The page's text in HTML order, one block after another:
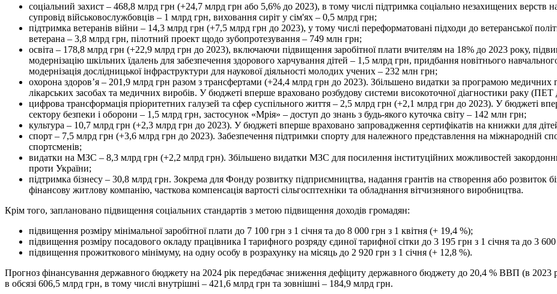
соціальний захист – 468,8 млрд грн (+24,7 млрд грн або 5,6% до 2023), в тому числі підтримка соціально незахищених верств
супровід військовослужбовців – 1 млрд грн, виховання сиріт у сім'ях – 0,5 млрд грн;
підтримка ветеранів війни – 14,3 млрд грн (+7,5 млрд грн до 2023), у тому числі переформатовані підходи до ветеранської
ветерана – 3,8 млрд грн, пілотний проект щодо зубопротезування – 749 млн грн;
освіта – 178,8 млрд грн (+22,9 млрд грн до 2023), включаючи підвищення заробітної плати вчителям на 18% до 2023 року,
модернізацію шкільних їдалень для забезпечення здорового харчування дітей – 1,5 млрд грн, придбання новітнього
модернізація дослідницької інфраструктури для наукової діяльності молодих учених – 232 млн грн;
охорона здоров’я – 201,9 млрд грн разом з трансфертами (+24,4 млрд грн до 2023). Збільшено видатки за програмою медичних
лікарських засобах та медичних виробів. У бюджеті вперше враховано розбудову системи високоточної діагностики раку
цифрова трансформація пріоритетних галузей та сфер суспільного життя – 2,5 млрд грн (+2,1 млрд грн до 2023). У бюджеті
сектору безпеки і оборони – 1,5 млрд грн, застосунок «Мрія» – доступ до знань з будь-якого куточка світу – 142 млн грн;
культура – 10,7 млрд грн (+2,3 млрд грн до 2023). У бюджеті вперше враховано запровадження сертифікатів на книжки для
спорт – 7,5 млрд грн (+3,6 млрд грн до 2023). Забезпечення підтримки спорту для належного представлення на міжнародній
спортсменів;
видатки на МЗС – 8,3 млрд грн (+2,2 млрд грн). Збільшено видатки МЗС для посилення інституційних можливостей
проти України;
підтримка бізнесу – 30,8 млрд грн. Зокрема для Фонду розвитку підприємництва, надання грантів на створення або розвиток
фінансову житлову компанію, часткова компенсація вартості сільгосптехніки та обладнання вітчизняного виробництва.
Крім того, заплановано підвищення соціальних стандартів з метою підвищення доходів громадян:
підвищення розміру мінімальної заробітної плати до 7 100 грн з 1 січня та до 8 000 грн з 1 квітня (+ 19,4 %);
підвищення розміру посадового окладу працівника І тарифного розряду єдиної тарифної сітки до 3 195 грн з 1 січня та до 3
підвищення прожиткового мінімуму, на одну особу в розрахунку на місяць до 2 920 грн з 1 січня (+ 12,8 %).
Прогноз фінансування державного бюджету на 2024 рік передбачає зниження дефіциту державного бюджету до 20,4 % ВВП (в
в обсязі 606,5 млрд грн, в тому числі внутрішні – 421,6 млрд грн та зовнішні – 184,9 млрд грн.